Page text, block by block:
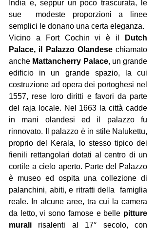
India e, seppur un poco trascurata, le
sue  modeste proporzioni a linee
semplici le donano una certa eleganza.
Vicino a Fort Cochin vi è il
Dutch
Palace, il Palazzo Olandese chiamato
anche Mattancherry Palace, un grande
edificio in un grande spazio, la cui
costruzione ad opera dei portoghesi nel
1557, rese loro diritti e favori da parte
del raja locale. Nel 1663 la città cadde
in mani olandesi ed il palazzo fu
rinnovato. Il palazzo è in stile Nalukettu,
proprio del Kerala, lo stesso tipico dei
fienili rettangolari dotati al centro di un
cortile a cielo aperto. Parte del Palazzo
è museo ed ospita una collezione di
palanchini, abiti, e ritratti della  famiglia
reale. In alcune aree, tra cui la camera
da letto, vi sono famose e belle pitture
murali risalenti al 17° secolo, con